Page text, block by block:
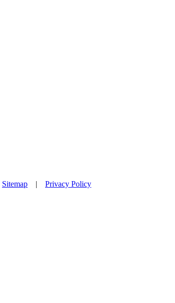
Sitemap | Privacy Policy